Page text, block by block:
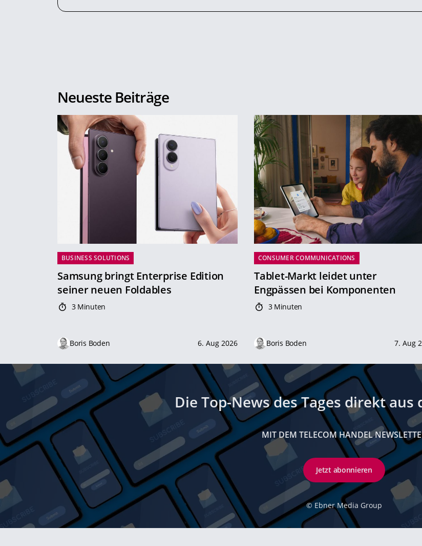
Neueste Beiträge
BUSINESS SOLUTIONS
Samsung bringt Enterprise Edition
seiner neuen Foldables
3 Minuten
Boris Boden 6. Aug 2026
CONSUMER COMMUNICATIONS
Tablet-Markt leidet unter
Engpässen bei Komponenten
3 Minuten
Boris Boden 7. Aug
Die Top-News des Tages direkt aus
MIT DEM TELECOM HANDEL
Jetzt abonnieren
© Ebner Media Group